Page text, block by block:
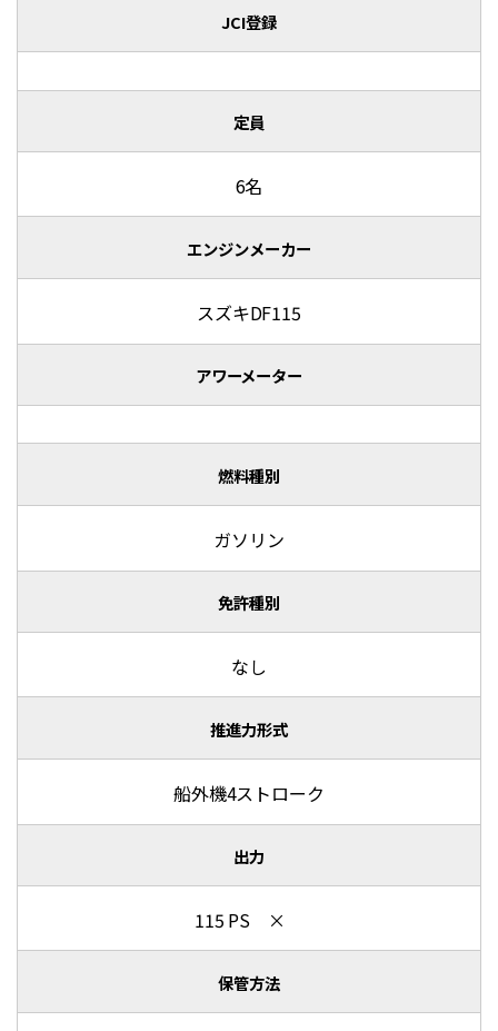
JCI登録
定員
6名
エンジンメーカー
スズキDF115
アワーメーター
燃料種別
ガソリン
免許種別
なし
推進力形式
船外機4ストローク
出力
115 PS ×
保管方法